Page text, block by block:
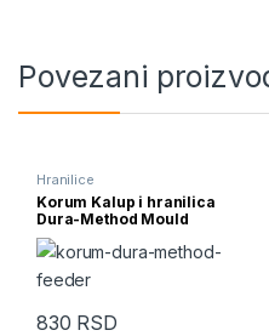
Povezani
Hranilice
Korum Kalup i hranilica
Dura-Method Mould
830 RSD